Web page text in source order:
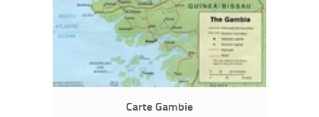
Carte Gambie